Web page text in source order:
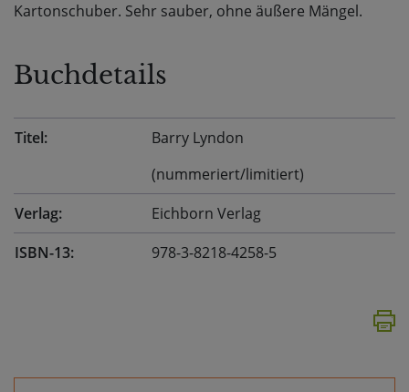
Kartonschuber. Sehr sauber, ohne äußere Mängel.
Buchdetails
Titel:
Barry Lyndon
(nummeriert/limitiert)
Verlag:
Eichborn Verlag
ISBN-13:
978-3-8218-4258-5